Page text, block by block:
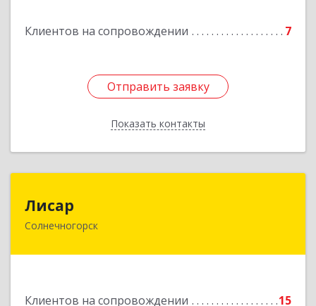
Клиентов на сопровождении 7
Отправить заявку
Показать контакты
Подробнее
Отправить заявку
Назад
Лисар
Солнечногорск
Клиентов на сопровождении
15
141551, Московская обл, Солнечногорский р-н,
Подробнее